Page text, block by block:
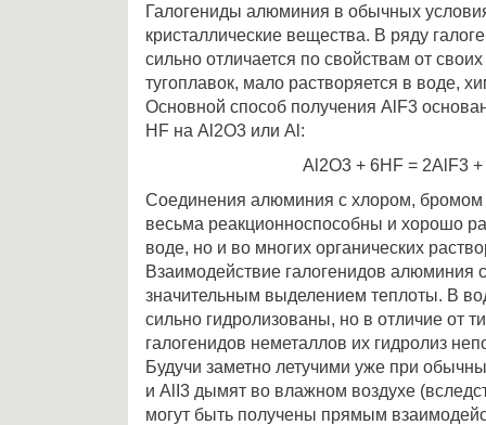
Галогениды алюминия в обычных
кристаллические вещества. В ряду
сильно отличается по свойствам от
тугоплавок, мало растворяется в воде,
Основной способ получения AlF3
HF на Al2O3 или Al:
Al2O3 + 6HF = 2AlF3
Соединения алюминия с хлором, бромом
весьма реакционноспособны и хорошо
воде, но и во многих органических
Взаимодействие галогенидов алюминия
значительным выделением теплоты. В
сильно гидролизованы, но в отличие от
галогенидов неметаллов их гидролиз
Будучи заметно летучими уже при
и AlI3 дымят во влажном воздухе
могут быть получены прямым